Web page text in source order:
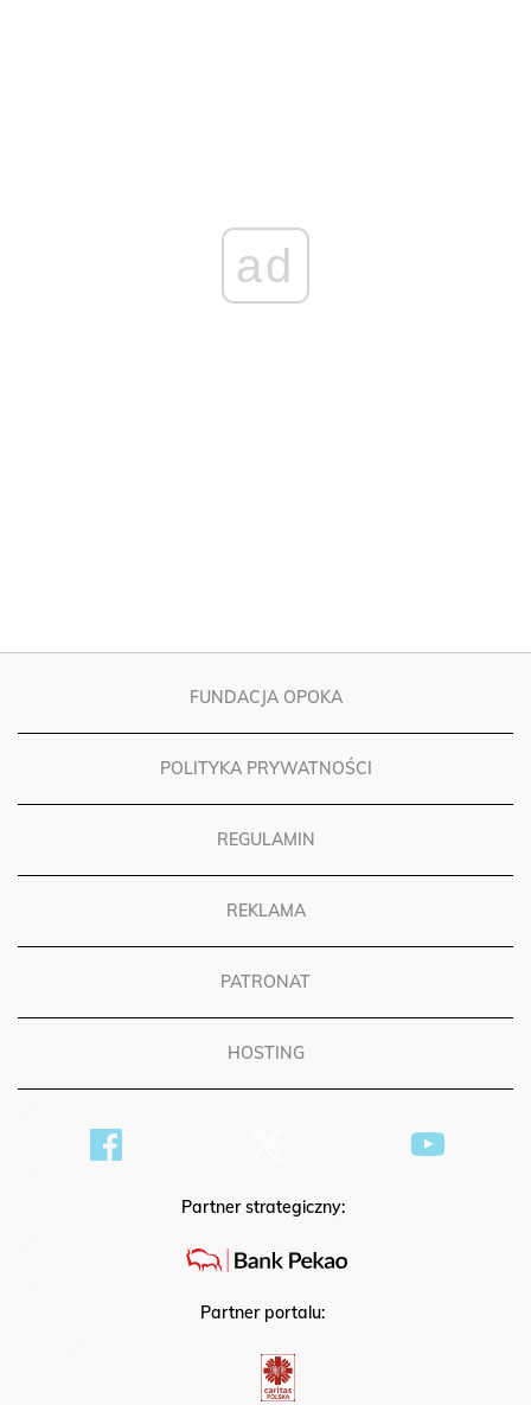
FUNDACJA OPOKA
POLITYKA PRYWATNOŚCI
REGULAMIN
REKLAMA
PATRONAT
HOSTING
Partner strategiczny:
Partner portalu: